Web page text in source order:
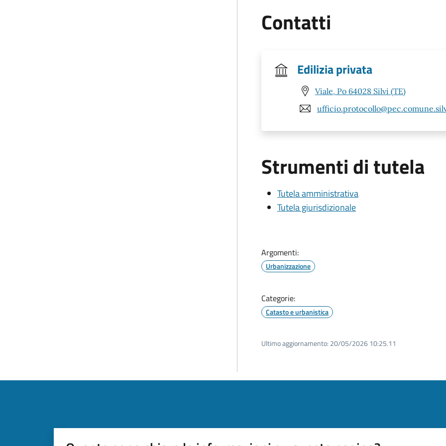
Contatti
Edilizia privata
Viale, Po 64028 Silvi (TE)
Strumenti di tutela
Tutela amministrativa
Tutela giurisdizionale
Argomenti:
Urbanizzazione
Categorie:
Catasto e urbanistica
Ultimo aggiornamento: 20/05/2026 10:25.11